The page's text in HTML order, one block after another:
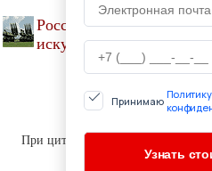
Российскую систему
искусственным
При цитировании материалов
http://huntlib.ru/ '
Принимаю Политику